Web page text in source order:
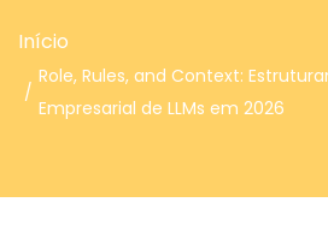
Início
Role, Rules, and Context:
Empresarial de LLMs em 2026